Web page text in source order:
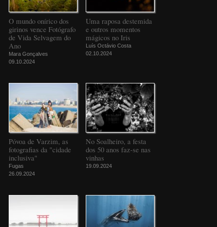
O mundo onírico dos
girinos vence Fotógrafo
de Vida Selvagem do
Ano
Mara Gonçalves
09.10.2024
Uma raposa destemida
e outros momentos
mágicos no Iris
Luís Octávio Costa
02.10.2024
Póvoa de Varzim, as
fotografias da "cidade
inclusiva"
Fugas
26.09.2024
No Soalheiro, a festa
dos 50 anos faz-se nas
vinhas
19.09.2024